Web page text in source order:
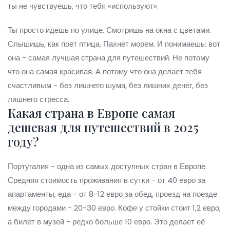
ты не чувствуешь, что тебя «используют».
Ты просто идешь по улице. Смотришь на окна с цветами.
Слышишь, как поет птица. Пахнет морем. И понимаешь: вот
она - самая лучшая страна для путешествий. Не потому
что она самая красивая. А потому что она делает тебя
счастливым - без лишнего шума, без лишних денег, без
лишнего стресса.
Какая страна в Европе самая
дешевая для путешествий в 2025
году?
Португалия - одна из самых доступных стран в Европе.
Средняя стоимость проживания в сутки - от 40 евро за
апартаменты, еда - от 8-12 евро за обед, проезд на поезде
между городами - 20-30 евро. Кофе у стойки стоит 1,2 евро,
а билет в музей - редко больше 10 евро. Это делает её